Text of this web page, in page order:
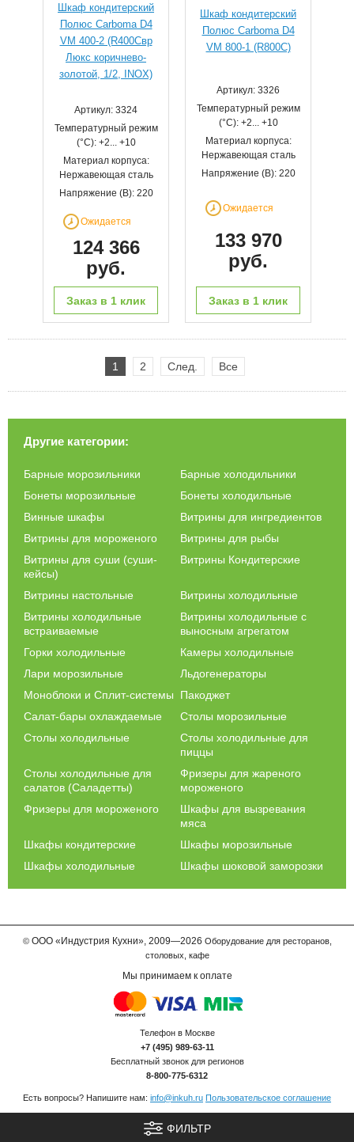
ФИЛЬТР
Шкаф кондитерский
Полюс Carboma D4
VM 400-2 (R400Cвр
Люкс коричнево-
золотой, 1/2, INOX)
Артикул: 3324
Температурный режим
(°С): +2... +10
Материал корпуса:
Нержавеющая сталь
Напряжение (В): 220
Ожидается
124 366
руб.
Заказ в 1 клик
Шкаф кондитерский
Полюс Carboma D4
VM 800-1 (R800C)
Артикул: 3326
Температурный режим
(°С): +2... +10
Материал корпуса:
Нержавеющая сталь
Напряжение (В): 220
Ожидается
133 970
руб.
Заказ в 1 клик
1 2 След. Все
Другие категории:
Барные морозильники
Барные холодильники
Бонеты морозильные
Бонеты холодильные
Винные шкафы
Витрины для ингредиентов
Витрины для мороженого
Витрины для рыбы
Витрины для суши (суши-
кейсы)
Витрины Кондитерские
Витрины настольные
Витрины холодильные
Витрины холодильные
встраиваемые
Витрины холодильные с
выносным агрегатом
Горки холодильные
Камеры холодильные
Лари морозильные
Льдогенераторы
Моноблоки и Сплит-системы
Пакоджет
Салат-бары охлаждаемые
Столы морозильные
Столы холодильные
Столы холодильные для
пиццы
Столы холодильные для
салатов (Саладетты)
Фризеры для жареного
мороженого
Фризеры для мороженого
Шкафы для вызревания
мяса
Шкафы кондитерские
Шкафы морозильные
Шкафы холодильные
Шкафы шоковой заморозки
© ООО «Индустрия Кухни»,2009—2026 Оборудование для ресторанов,
столовых, кафе
Мы принимаем к оплате
Телефон в Москве
+7 (495) 989-63-11
Бесплатный звонок для регионов
8-800-775-6312
Есть вопросы? Напишите нам: info@inkuh.ru Пользовательское соглашение